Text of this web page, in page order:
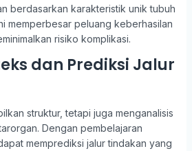
berdasarkan karakteristik unik tubuh
memperbesar peluang keberhasilan
risiko komplikasi.
dan Prediksi Jalur
struktur, tetapi juga menganalisis
Dengan pembelajaran
memprediksi jalur tindakan yang